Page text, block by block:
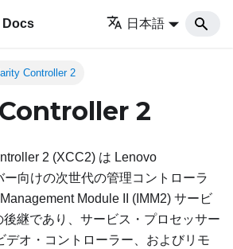
Docs 日本語
Controller 2
2
2 (XCC2) は Lenovo
向けの次世代の管理コントローラ
Module II (IMM2) サービ
継であり、サービス・プロセッサー
デオ・コントローラー、およびリモ